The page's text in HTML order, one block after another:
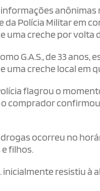
anônimas
da Polícia Militar em
uma creche por volta
G.A.S., de 33
uma creche local em
flagrou o
o comprador
ocorreu no
filhos.
inicialmente resistiu